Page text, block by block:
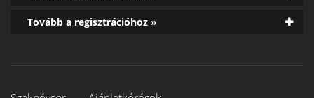
Tovább a regisztrációhoz »